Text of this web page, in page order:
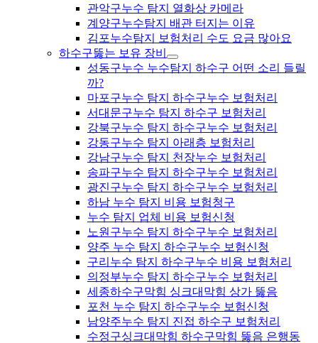
관악구누수 탐지 열화상 카메라
계양구누수탐지 배관 터지는 이유
김포누수탐지 보험처리 수도 요금 많아요
하수구뚫는 보유 장비
성동구누수 누수탐지 하수구 어떤 소리 들릴
까?
마포구누수 탐지 하수구누수 보험처리
서대문구누수 탐지 하수구 보험처리
강북구누수 탐지 하수구누수 보험처리
강동구누수 탐지 아래층 보험처리
강남구누수 탐지 천장누수 보험처리
송파구누수 탐지 하수구누수 보험처리
광진구누수 탐지 하수구누수 보험처리
하남 누수 탐지 비용 보험청구
누수 탐지 업체 비용 보험신청
노원구누수 탐지 하수구누수 보험처리
양주 누수 탐지 하수구누수 보험신청
구리누수 탐지 하수구누수 비용 보험처리
의정부누수 탐지 하수구누수 보험처리
세종하수구막힘 싱크대막힘 상가 뚫음
포천 누수 탐지 하수구누수 보험신청
남양주누수 탐지 진접 하수구 보험처리
수정구싱크대막힘 하수구막힘 뚫음 은행동